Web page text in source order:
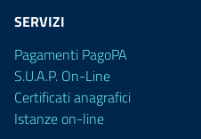
SERVIZI
Pagamenti PagoPA
S.U.A.P. On-Line
Certificati anagrafici
Istanze on-line